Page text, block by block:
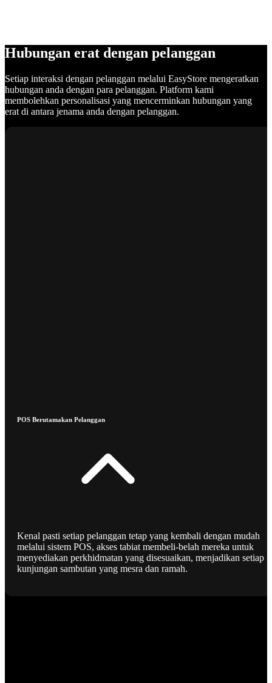
Hubungan erat dengan pelanggan
Setiap interaksi dengan pelanggan melalui EasyStore mengeratkan
hubungan anda dengan para pelanggan. Platform kami
membolehkan personalisasi yang mencerminkan hubungan yang
erat di antara jenama anda dengan pelanggan.
POS Berutamakan Pelanggan
Kenal pasti setiap pelanggan tetap yang kembali dengan mudah
melalui sistem POS, akses tabiat membeli-belah mereka untuk
menyediakan perkhidmatan yang disesuaikan, menjadikan setiap
kunjungan sambutan yang mesra dan ramah.